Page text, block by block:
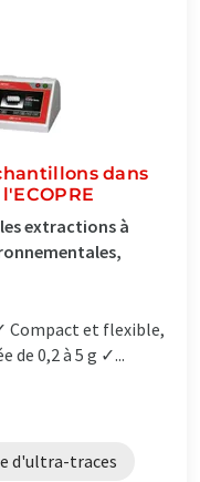
dans
extractions à
Compact et flexible,
de 0,2 à 5 g ✓...
d'ultra-traces